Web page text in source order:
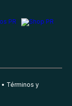
Términos y